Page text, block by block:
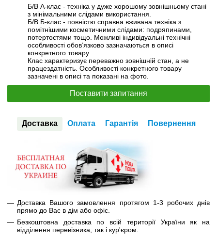
Б/В А-клас - техніка у дуже хорошому зовнішньому стані
з мінімальними слідами використання.
Б/В Б-клас - повністю справна вживана техніка з
помітнішими косметичними слідами: подряпинами,
потертостями тощо. Можливі індивідуальні технічні
особливості обов’язково зазначаються в описі
конкретного товару.
Клас характеризує переважно зовнішній стан, а не
працездатність. Особливості конкретного товару
зазначені в описі та показані на фото.
Поставити запитання
Доставка Оплата Гарантія Повернення
Доставка Вашого замовлення протягом 1-3 робочих днів
прямо до Вас в дім або офіс.
Безкоштовна доставка по всій території України як на
відділення перевізника, так і кур'єром.